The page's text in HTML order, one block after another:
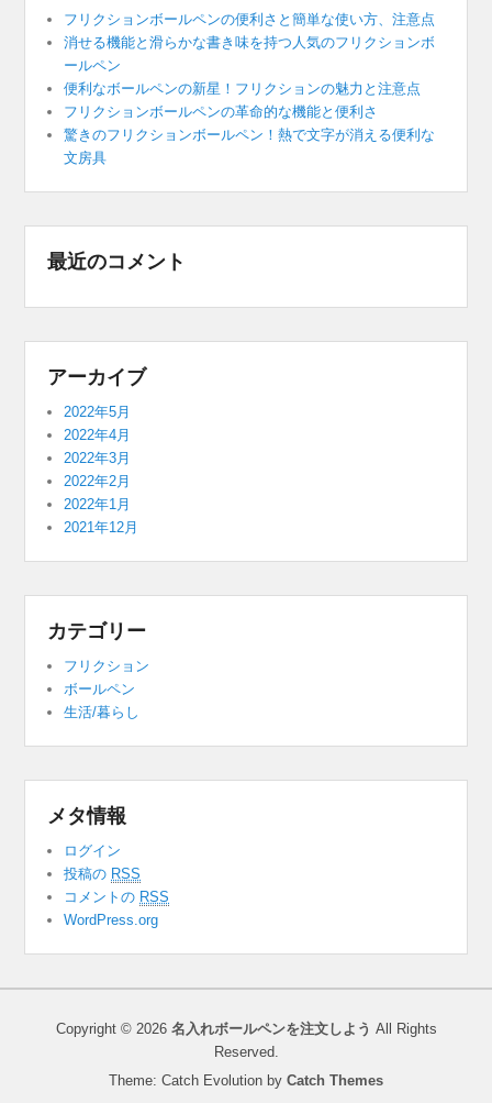
フリクションボールペンの便利さと簡単な使い方、注意点
消せる機能と滑らかな書き味を持つ人気のフリクションボ
ールペン
便利なボールペンの新星！フリクションの魅力と注意点
フリクションボールペンの革命的な機能と便利さ
驚きのフリクションボールペン！熱で文字が消える便利な
文房具
最近のコメント
アーカイブ
2022年5月
2022年4月
2022年3月
2022年2月
2022年1月
2021年12月
カテゴリー
フリクション
ボールペン
生活/暮らし
メタ情報
ログイン
投稿の RSS
コメントの RSS
WordPress.org
Copyright © 2026 名入れボールペンを注文しよう All Rights
Reserved.
Theme: Catch Evolution by Catch Themes